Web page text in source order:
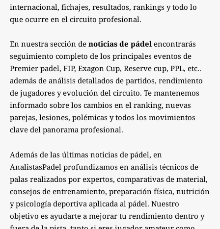
internacional, fichajes, resultados, rankings y todo lo
que ocurre en el circuito profesional.
En nuestra sección de noticias de pádel encontrarás
seguimiento completo de los principales eventos de
Premier padel, FIP, Exagon Cup, Reserve cup, PPL, etc..
además de análisis detallados de partidos, rendimiento
de jugadores y evolución del circuito. Te mantenemos
informado sobre los cambios en el ranking, nuevas
parejas, lesiones, polémicas y todos los movimientos
clave del panorama profesional.
Además de las últimas noticias de pádel, en
AnalistasPadel profundizamos en análisis técnicos de
palas realizados por expertos, comparativas de material,
consejos de entrenamiento, preparación física, nutrición
y psicología deportiva aplicada al pádel. Nuestro
objetivo es ayudarte a mejorar tu rendimiento dentro y